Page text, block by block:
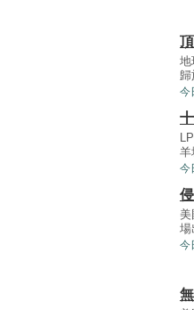
地
今
羊
今
場
今